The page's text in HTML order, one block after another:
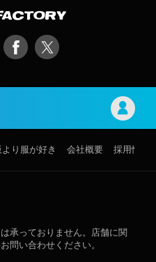
り服が好き 会社概要 採用情報
承っておりません。店舗に関
問い合わせください。